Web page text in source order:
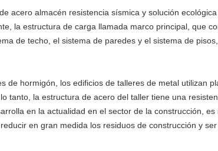
acero almacén resistencia sísmica y solución ecológica
la estructura de carga llamada marco principal, que
de techo, el sistema de paredes y el sistema de
de hormigón, los edificios de talleres de metal utilizan
tanto, la estructura de acero del taller tiene una
en la actualidad en el sector de la construcción,
en gran medida los residuos de construcción y